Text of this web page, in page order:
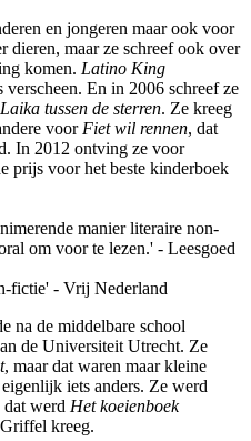
en jongeren maar ook voor
dieren, maar ze schreef ook over
komen. Latino King
En in 2006 schreef ze
Laika tussen de sterren. Ze kreeg
voor Fiet wil rennen, dat
In 2012 ontving ze voor
prijs voor het beste kinderboek
manier literaire non-
om voor te lezen.' - Leesgoed
fictie' - Vrij Nederland
na de middelbare school
de Universiteit Utrecht. Ze
, maar dat waren maar kleine
iets anders. Ze werd
dat werd Het koeienboek
kreeg.